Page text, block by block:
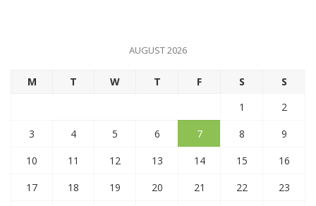
AUGUST 2026
M T W T F S
S
1
2
3
4 5 6 7 8
9
10
11 12 13 14 15
16
17
18 19 20 21 22
23